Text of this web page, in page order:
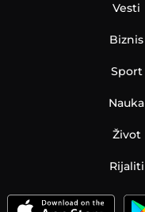
Vesti
Biznis
Sport
Nauka
Život
Rijaliti